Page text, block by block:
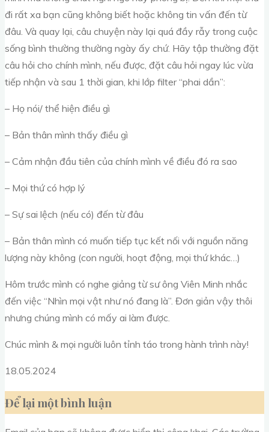
đi rất xa bạn cũng không biết hoặc không tin vấn đến từ
đâu. Và quay lại, câu chuyện này lại quá đầy rẫy trong cuộc
sống bình thường thường ngày ấy chứ. Hãy tập thường đặt
câu hỏi cho chính mình, nếu được, đặt câu hỏi ngay lúc vừa
tiếp nhận và sau 1 thời gian, khi lớp filter “phai dần”:
– Họ nói/ thể hiện điều gì
– Bản thân mình thấy điều gì
– Cảm nhận đầu tiên của chính mình về điều đó ra sao
– Mọi thứ có hợp lý
– Sự sai lệch (nếu có) đến từ đâu
– Bản thân mình có muốn tiếp tục kết nối với nguồn năng
lượng này không (con người, hoạt động, mọi thứ khác…)
Hôm trước mình có nghe giảng từ sư ông Viên Minh nhắc
đến việc “Nhìn mọi vật như nó đang là”. Đơn giản vậy thôi
nhưng chúng mình có mấy ai làm được.
Chúc mình & mọi người luôn tỉnh táo trong hành trình này!
18.05.2024
Để lại một bình luận